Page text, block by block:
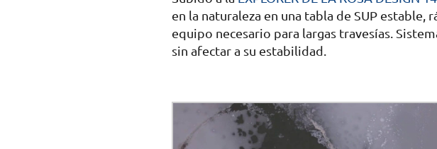
en la naturaleza en una tabla de SUP
equipo necesario para largas travesías.
sin afectar a su estabilidad.